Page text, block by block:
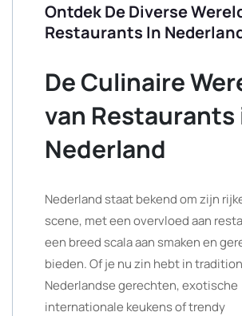
Ontdek De Diverse
Restaurants In
De Culinaire
van Restaurants
Nederland
Nederland staat bekend om zijn
scene, met een overvloed aan
een breed scala aan smaken en
bieden. Of je nu zin hebt in
Nederlandse gerechten, exotische
internationale keukens of trendy